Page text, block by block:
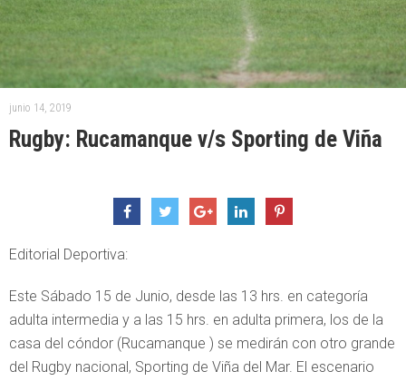
junio 14, 2019
Rugby: Rucamanque v/s Sporting de Viña
Editorial Deportiva:
Este Sábado 15 de Junio, desde las 13 hrs. en categoría
adulta intermedia y a las 15 hrs. en adulta primera, los de la
casa del cóndor (Rucamanque ) se medirán con otro grande
del Rugby nacional, Sporting de Viña del Mar. El escenario